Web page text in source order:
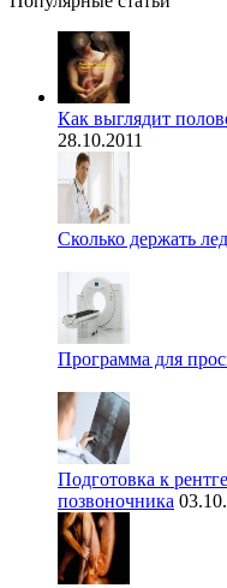
Как выглядит
28.10.2011
Сколько держать
Программа для
Подготовка к
позвоночника